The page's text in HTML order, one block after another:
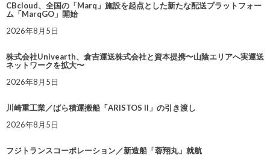
CBcloud、全国の「Marq」施設を起点とした新たな配送プラットフォー
ム「MarqGO」開始
2026年8月5日
株式会社Univearth、倉吉運送株式会社と資本提携〜山陰エリアへ実運送
ネットワークを拡大〜
2026年8月5日
川崎重工業／ばら積運搬船「ARISTOS II」の引き渡し
2026年8月5日
フジトランスコーポレーション／新造船「蓉翔丸」就航